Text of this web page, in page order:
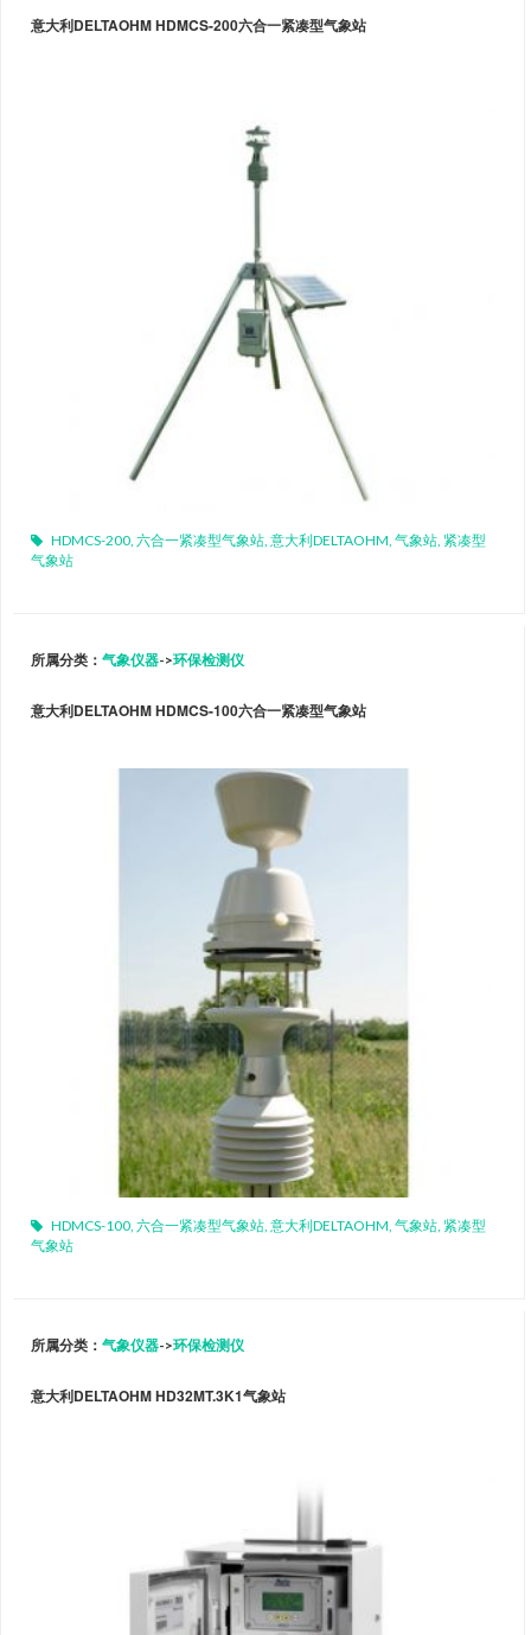
意大利DELTAOHM HDMCS-200六合一紧凑型气象站
HDMCS-200 六合一紧凑型气象站 意大利DELTAOHM 气象站 紧凑型
气象站
所属分类： 气象仪器->环保检测仪
意大利DELTAOHM HDMCS-100六合一紧凑型气象站
HDMCS-100 六合一紧凑型气象站 意大利DELTAOHM 气象站 紧凑型
气象站
所属分类： 气象仪器->环保检测仪
意大利DELTAOHM HD32MT.3K1气象站